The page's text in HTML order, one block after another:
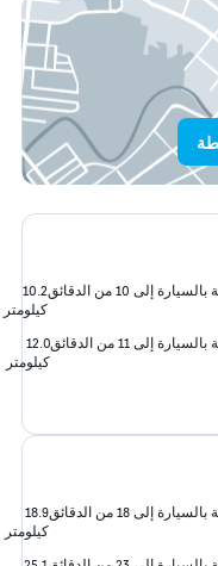
إلى 10 من الدقائق
10.2
كيلومتر
إلى 11 من الدقائق
12.0
كيلومتر
إلى 18 من الدقائق
18.9
كيلومتر